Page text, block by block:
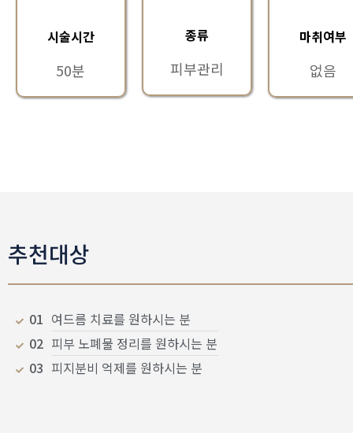
시술시간
50분
종류
피부관리
마취여부
없음
추천대상
01
02
03
여드름 치료를 원하시는 분
피부 노폐물 정리를 원하시는 분
피지분비 억제를 원하시는 분